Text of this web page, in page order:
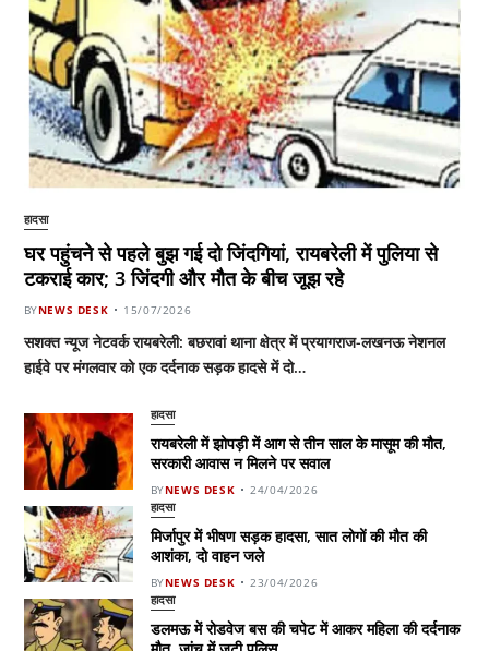
हादसा
घर पहुंचने से पहले बुझ गई दो जिंदगियां, रायबरेली में पुलिया से
टकराई कार; 3 जिंदगी और मौत के बीच जूझ रहे
BYNEWS DESK 15/07/2026
सशक्त न्यूज नेटवर्क रायबरेली: बछरावां थाना क्षेत्र में प्रयागराज-लखनऊ नेशनल
हाईवे पर मंगलवार को एक दर्दनाक सड़क हादसे में दो…
हादसा
रायबरेली में झोपड़ी में आग से तीन साल के मासूम की मौत,
सरकारी आवास न मिलने पर सवाल
BYNEWS DESK 24/04/2026
हादसा
मिर्जापुर में भीषण सड़क हादसा, सात लोगों की मौत की
आशंका, दो वाहन जले
BYNEWS DESK 23/04/2026
हादसा
डलमऊ में रोडवेज बस की चपेट में आकर महिला की दर्दनाक